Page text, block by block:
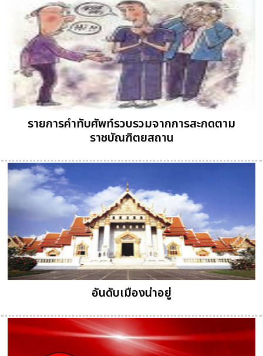
รายการคำทับศัพท์รวบรวมจากการสะกดตาม
ราชบัณฑิตยสถาน
อันดับเมืองน่าอยู่